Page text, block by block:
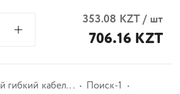
353.08 KZT/ шт
706.16 KZT
гибкий кабел...
Поиск-1